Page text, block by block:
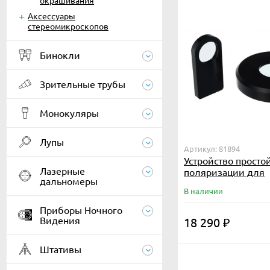
Аксессуары
стереомикроскопов
Бинокли
Зрительные трубы
Монокуляры
Лупы
Лазерные
дальномеры
Приборы Ночного
Видения
Штативы
Артикул: 81894
Устройство
поляризации для
30/35 (поляризатор
В наличии
18 290 ₽